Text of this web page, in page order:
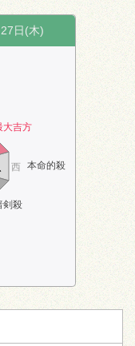
日(木)
大吉方
本命的殺
剣殺
西